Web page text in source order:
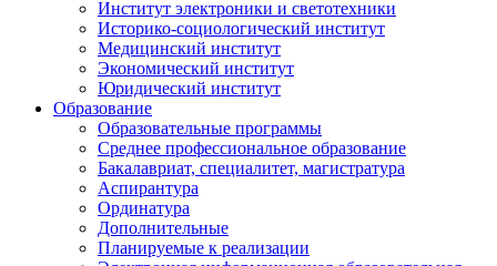
Институт электроники и светотехники
Историко-социологический институт
Медицинский институт
Экономический институт
Юридический институт
Образование
Образовательные программы
Среднее профессиональное образование
Бакалавриат, специалитет, магистратура
Аспирантура
Ординатура
Дополнительные
Планируемые к реализации